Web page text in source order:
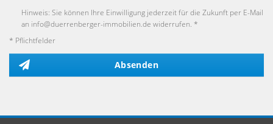
Hinweis: Sie können Ihre Einwilligung jederzeit für die Zukunft per E-Mail
an info@duerrenberger-immobilien.de widerrufen. *
* Pflichtfelder
Absenden